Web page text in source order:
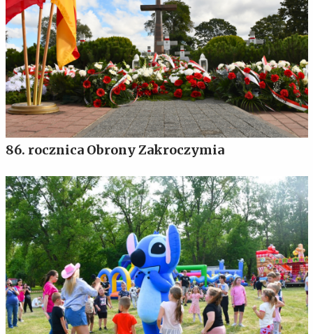
86. rocznica Obrony Zakroczymia